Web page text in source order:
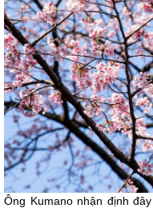
Ông Kumano nhận định